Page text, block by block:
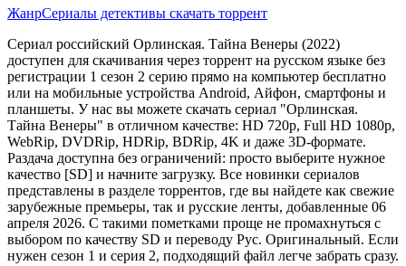
ЖанрСериалы детективы скачать торрент
Сериал российский Орлинская. Тайна Венеры (2022)
доступен для скачивания через торрент на русском языке без
регистрации 1 сезон 2 серию прямо на компьютер бесплатно
или на мобильные устройства Android, Айфон, смартфоны и
планшеты. У нас вы можете скачать сериал "Орлинская.
Тайна Венеры" в отличном качестве: HD 720p, Full HD 1080p,
WebRip, DVDRip, HDRip, BDRip, 4K и даже 3D-формате.
Раздача доступна без ограничений: просто выберите нужное
качество [SD] и начните загрузку. Все новинки сериалов
представлены в разделе торрентов, где вы найдете как свежие
зарубежные премьеры, так и русские ленты, добавленные 06
апреля 2026. С такими пометками проще не промахнуться с
выбором по качеству SD и переводу Рус. Оригинальный. Если
нужен сезон 1 и серия 2, подходящий файл легче забрать сразу.